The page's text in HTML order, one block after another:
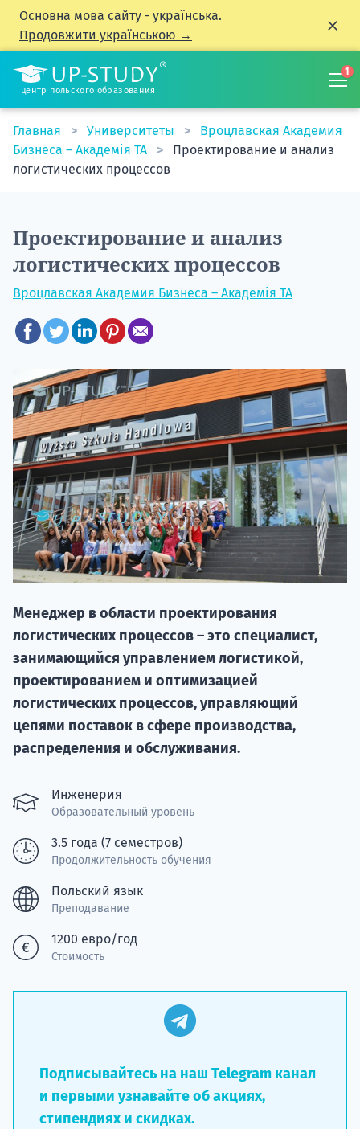
Основна мова сайту - українська.
Продовжити українською →
центр польского образования
1
Главная Университеты
Вроцлавская Академия
Бизнеса – Академія TA
Проектирование и анализ
логистических процессов
Проектирование и анализ
логистических процессов
Вроцлавская Академия Бизнеса – Академія TA
Менеджер в области проектирования
логистических процессов – это специалист,
занимающийся управлением логистикой,
проектированием и оптимизацией
логистических процессов, управляющий
цепями поставок в сфере производства,
распределения и обслуживания.
Инженерия
Образовательный уровень
3.5 года (7 семестров)
Продолжительность обучения
Польский язык
Преподавание
1200 евро/год
Стоимость
Подписывайтесь на наш Telegram канал
и первыми узнавайте об акциях,
стипендиях и скидках.
НАБОР